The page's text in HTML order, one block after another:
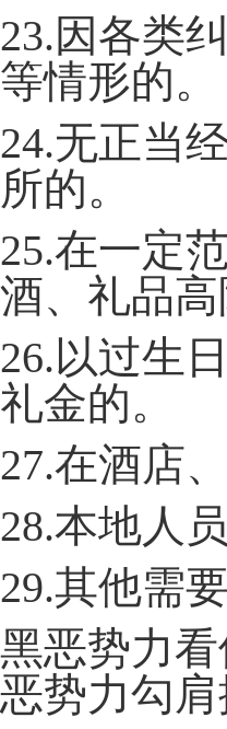
23.因各类
等情形的。
24.无正当
所的。
25.在一定
酒、礼品
26.以过生
礼金的。
27.在酒店
28.本地人
29.其他需
黑恶势力
恶势力勾